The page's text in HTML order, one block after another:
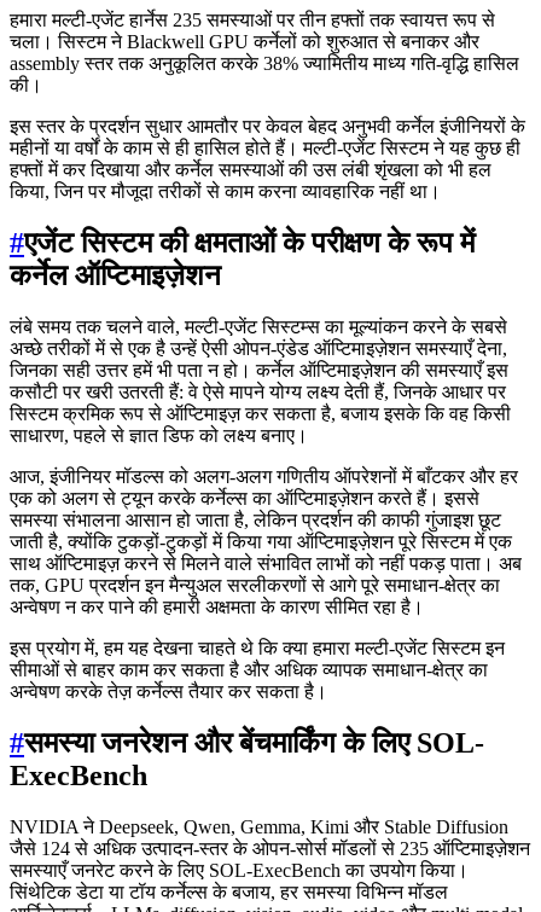
हमारा मल्टी-एजेंट हार्नेस 235 समस्याओं पर तीन हफ्तों तक स्वायत्त रूप से
चला। सिस्टम ने Blackwell GPU कर्नेलों को शुरुआत से बनाकर और
assembly स्तर तक अनुकूलित करके 38% ज्यामितीय माध्य गति-वृद्धि हासिल
की।
इस स्तर के प्रदर्शन सुधार आमतौर पर केवल बेहद अनुभवी कर्नेल इंजीनियरों के
महीनों या वर्षों के काम से ही हासिल होते हैं। मल्टी-एजेंट सिस्टम ने यह कुछ ही
हफ्तों में कर दिखाया और कर्नेल समस्याओं की उस लंबी शृंखला को भी हल
किया, जिन पर मौजूदा तरीकों से काम करना व्यावहारिक नहीं था।
#एजेंट सिस्टम की क्षमताओं के परीक्षण के रूप में
कर्नेल ऑप्टिमाइज़ेशन
लंबे समय तक चलने वाले, मल्टी-एजेंट सिस्टम्स का मूल्यांकन करने के सबसे
अच्छे तरीकों में से एक है उन्हें ऐसी ओपन-एंडेड ऑप्टिमाइज़ेशन समस्याएँ देना,
जिनका सही उत्तर हमें भी पता न हो। कर्नेल ऑप्टिमाइज़ेशन की समस्याएँ इस
कसौटी पर खरी उतरती हैं: वे ऐसे मापने योग्य लक्ष्य देती हैं, जिनके आधार पर
सिस्टम क्रमिक रूप से ऑप्टिमाइज़ कर सकता है, बजाय इसके कि वह किसी
साधारण, पहले से ज्ञात डिफ को लक्ष्य बनाए।
आज, इंजीनियर मॉडल्स को अलग-अलग गणितीय ऑपरेशनों में बाँटकर और हर
एक को अलग से ट्यून करके कर्नेल्स का ऑप्टिमाइज़ेशन करते हैं। इससे
समस्या संभालना आसान हो जाता है, लेकिन प्रदर्शन की काफी गुंजाइश छूट
जाती है, क्योंकि टुकड़ों-टुकड़ों में किया गया ऑप्टिमाइज़ेशन पूरे सिस्टम में एक
साथ ऑप्टिमाइज़ करने से मिलने वाले संभावित लाभों को नहीं पकड़ पाता। अब
तक, GPU प्रदर्शन इन मैन्युअल सरलीकरणों से आगे पूरे समाधान-क्षेत्र का
अन्वेषण न कर पाने की हमारी अक्षमता के कारण सीमित रहा है।
इस प्रयोग में, हम यह देखना चाहते थे कि क्या हमारा मल्टी-एजेंट सिस्टम इन
सीमाओं से बाहर काम कर सकता है और अधिक व्यापक समाधान-क्षेत्र का
अन्वेषण करके तेज़ कर्नेल्स तैयार कर सकता है।
#समस्या जनरेशन और बेंचमार्किंग के लिए SOL-
ExecBench
NVIDIA ने Deepseek, Qwen, Gemma, Kimi और Stable Diffusion
जैसे 124 से अधिक उत्पादन-स्तर के ओपन-सोर्स मॉडलों से 235 ऑप्टिमाइज़ेशन
समस्याएँ जनरेट करने के लिए SOL-ExecBench का उपयोग किया।
सिंथेटिक डेटा या टॉय कर्नेल्स के बजाय, हर समस्या विभिन्न मॉडल